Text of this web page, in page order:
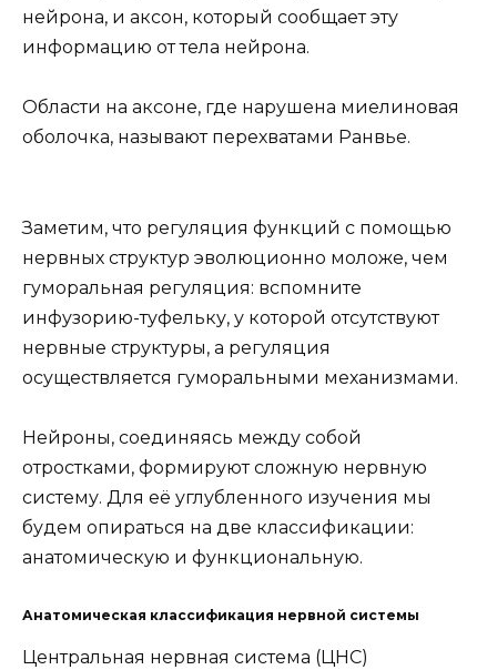
нейрона, и аксон, который сообщает эту
информацию от тела нейрона.
Области на аксоне, где нарушена миелиновая
оболочка, называют перехватами Ранвье.
Заметим, что регуляция функций с помощью
нервных структур эволюционно моложе, чем
гуморальная регуляция: вспомните
инфузорию-туфельку, у которой отсутствуют
нервные структуры, а регуляция
осуществляется гуморальными механизмами.
Нейроны, соединяясь между собой
отростками, формируют сложную нервную
систему. Для её углубленного изучения мы
будем опираться на две классификации:
анатомическую и функциональную.
Анатомическая классификация нервной системы
Центральная нервная система (ЦНС)